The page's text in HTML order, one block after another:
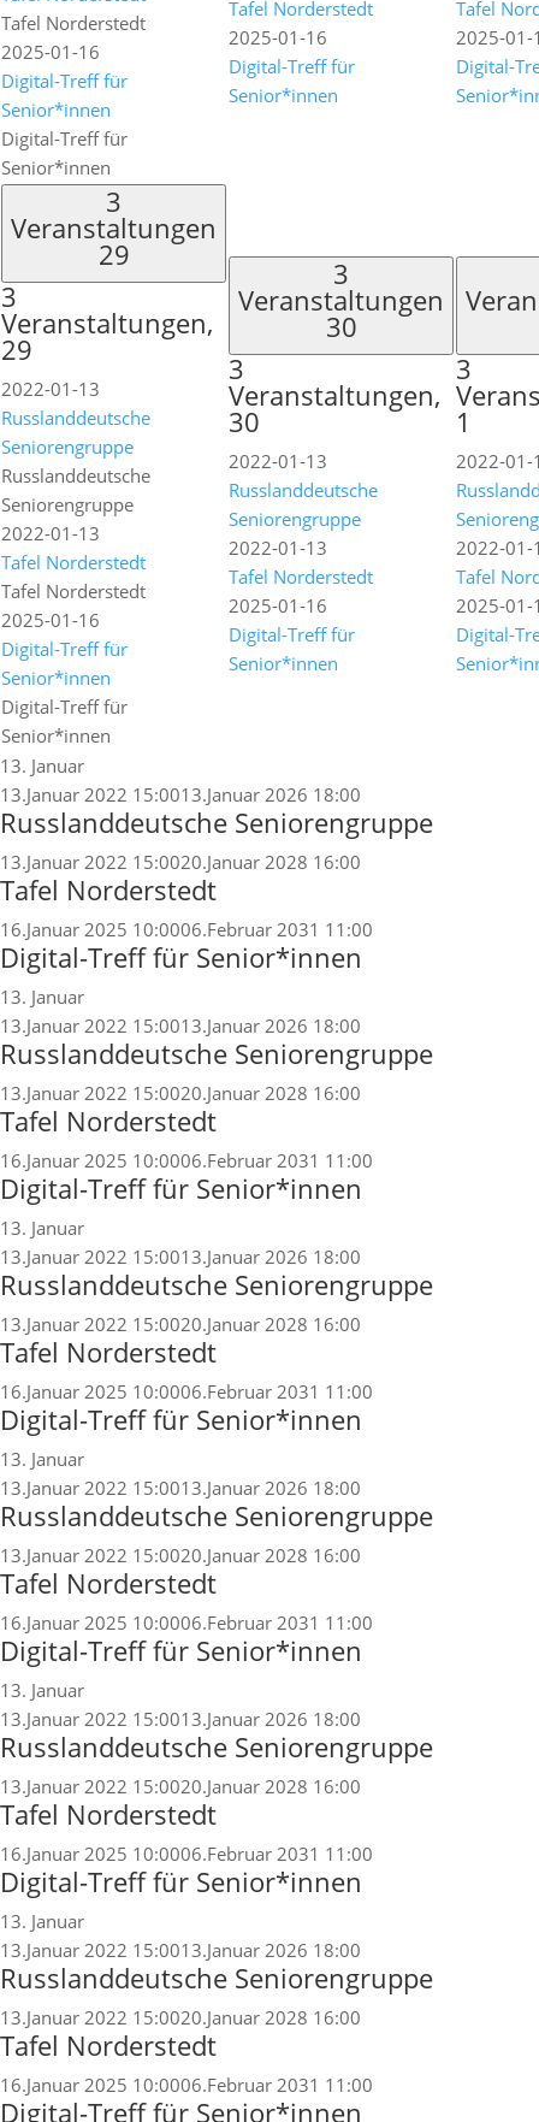
Tafel Norderstedt
2025-01-16
Digital-Treff für
Senior*innen
Digital-Treff für
Senior*innen
Tafel Norderstedt
2025-01-16
Digital-Treff für
Senior*innen
Tafel
2025-01-
Digital-
3
Veranstaltungen
29
3
Veranstaltungen,
29
2022-01-13
Russlanddeutsche
Seniorengruppe
Russlanddeutsche
Seniorengruppe
2022-01-13
Tafel Norderstedt
Tafel Norderstedt
2025-01-16
Digital-Treff für
Senior*innen
Digital-Treff für
Senior*innen
3
Veranstaltungen
30
3
Veranstaltungen,
30
2022-01-13
Russlanddeutsche
Seniorengruppe
2022-01-13
Tafel Norderstedt
2025-01-16
Digital-Treff für
Senior*innen
3
1
2022-01-
2022-01-
Tafel
2025-01-
Digital-
13. Januar
13.Januar 2022 15:0013.Januar 2026 18:00
Russlanddeutsche Seniorengruppe
13.Januar 2022 15:0020.Januar 2028 16:00
Tafel Norderstedt
16.Januar 2025 10:0006.Februar 2031 11:00
Digital-Treff für Senior*innen
13. Januar
13.Januar 2022 15:0013.Januar 2026 18:00
Russlanddeutsche Seniorengruppe
13.Januar 2022 15:0020.Januar 2028 16:00
Tafel Norderstedt
16.Januar 2025 10:0006.Februar 2031 11:00
Digital-Treff für Senior*innen
13. Januar
13.Januar 2022 15:0013.Januar 2026 18:00
Russlanddeutsche Seniorengruppe
13.Januar 2022 15:0020.Januar 2028 16:00
Tafel Norderstedt
16.Januar 2025 10:0006.Februar 2031 11:00
Digital-Treff für Senior*innen
13. Januar
13.Januar 2022 15:0013.Januar 2026 18:00
Russlanddeutsche Seniorengruppe
13.Januar 2022 15:0020.Januar 2028 16:00
Tafel Norderstedt
16.Januar 2025 10:0006.Februar 2031 11:00
Digital-Treff für Senior*innen
13. Januar
13.Januar 2022 15:0013.Januar 2026 18:00
Russlanddeutsche Seniorengruppe
13.Januar 2022 15:0020.Januar 2028 16:00
Tafel Norderstedt
16.Januar 2025 10:0006.Februar 2031 11:00
Digital-Treff für Senior*innen
13. Januar
13.Januar 2022 15:0013.Januar 2026 18:00
Russlanddeutsche Seniorengruppe
13.Januar 2022 15:0020.Januar 2028 16:00
Tafel Norderstedt
16.Januar 2025 10:0006.Februar 2031 11:00
Digital-Treff für Senior*innen